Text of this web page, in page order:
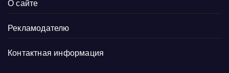
О сайте
Рекламодателю
Контактная информация